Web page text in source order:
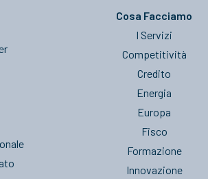
Cosa Facciamo
I Servizi
Competitività
Credito
Energia
Europa
Fisco
Formazione
Innovazione